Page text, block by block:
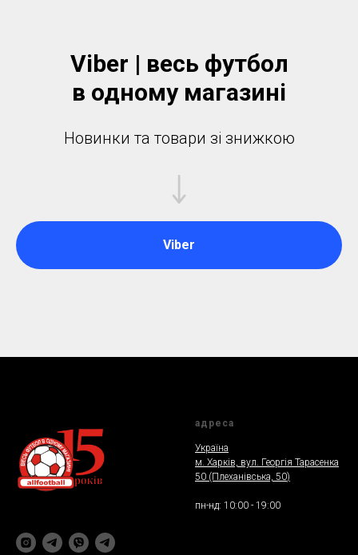
Viber | весь футбол
в одному магазинi
Новинки та товари зі знижкою
Viber
адреса
Україна
м. Харкiв, вул. Георгія Тарасенка
50 (Плеханiвська, 50)
пн-нд: 10:00 - 19:00